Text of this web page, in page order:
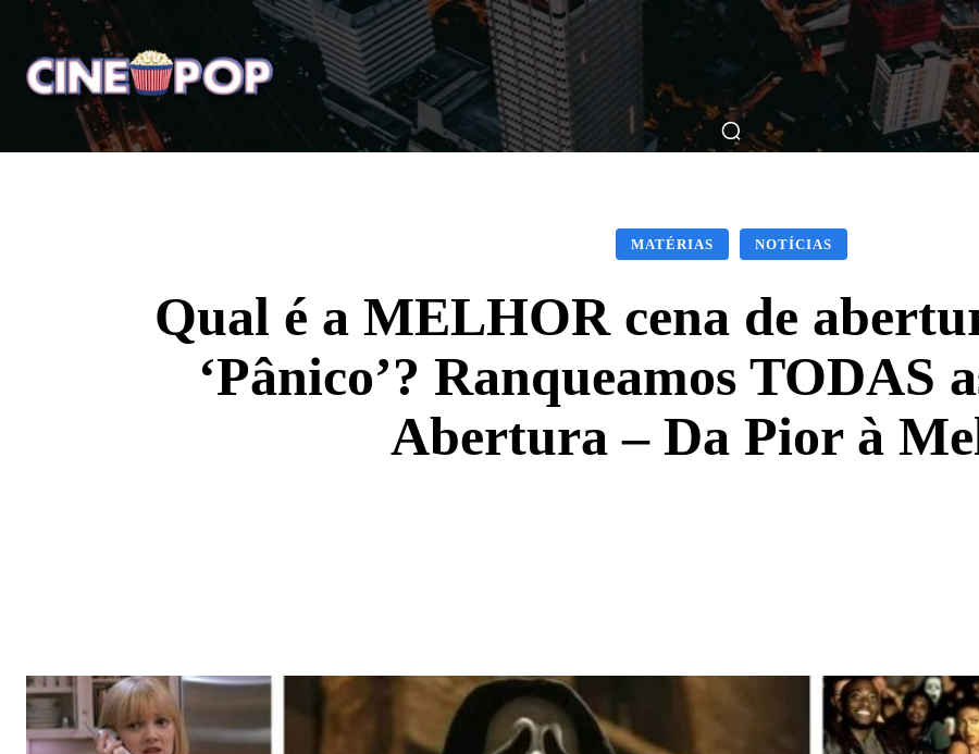
Home Notícias Críticas Breve Nos Cinemas Matérias Nos Cinemas
MATÉRIAS NOTÍCIAS
Qual é a MELHOR cena de
‘Pânico’? Ranqueamos TODAS
Abertura – Da Pior à